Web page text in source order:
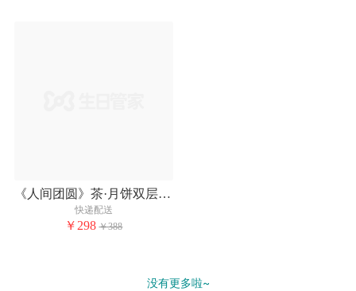
《人间团圆》茶·月饼双层礼盒
快递配送
￥298 ￥388
没有更多啦~